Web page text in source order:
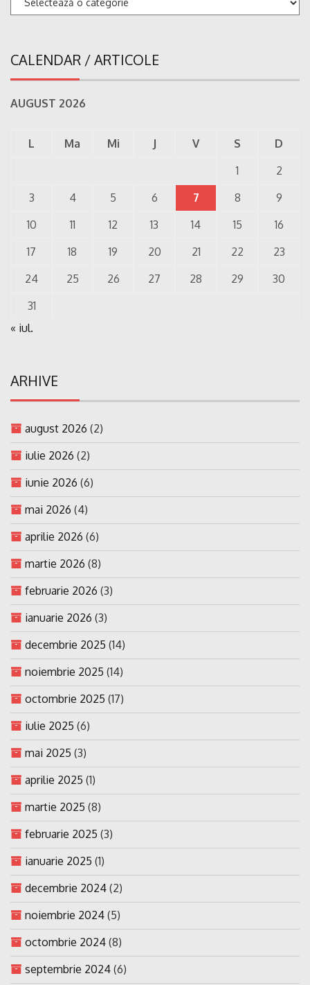
CALENDAR / ARTICOLE
AUGUST 2026
L Ma Mi J V S
D
1
2
3
4 5 6 7 8
9
10
11 12 13 14 15
16
17
18 19 20 21 22
23
24
25 26 27 28 29
30
31
« iul.
ARHIVE
august 2026 (2)
iulie 2026 (2)
iunie 2026 (6)
mai 2026 (4)
aprilie 2026 (6)
martie 2026 (8)
februarie 2026 (3)
ianuarie 2026 (3)
decembrie 2025 (14)
noiembrie 2025 (14)
octombrie 2025 (17)
iulie 2025 (6)
mai 2025 (3)
aprilie 2025 (1)
martie 2025 (8)
februarie 2025 (3)
ianuarie 2025 (1)
decembrie 2024 (2)
noiembrie 2024 (5)
octombrie 2024 (8)
septembrie 2024 (6)